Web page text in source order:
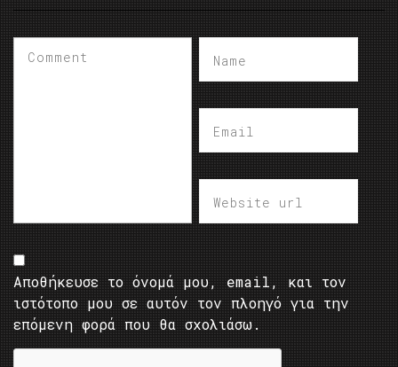
Αποθήκευσε το όνομά μου, email, και τον
ιστότοπο μου σε αυτόν τον πλοηγό για την
επόμενη φορά που θα σχολιάσω.